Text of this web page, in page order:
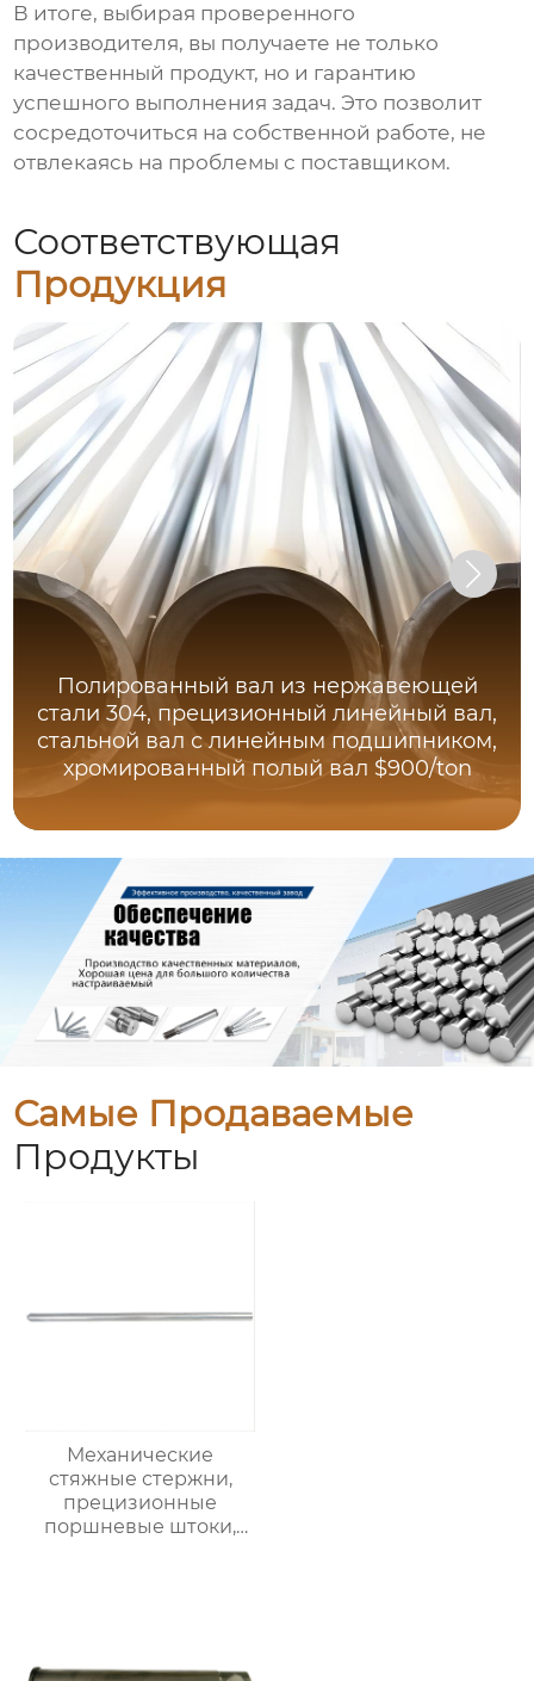
В итоге, выбирая проверенного
производителя, вы получаете не только
качественный продукт, но и гарантию
успешного выполнения задач. Это позволит
сосредоточиться на собственной работе, не
отвлекаясь на проблемы с поставщиком.
Соответствующая
Продукция
Полированный вал из нержавеющей
стали 304, прецизионный линейный вал,
стальной вал с линейным подшипником,
хромированный полый вал $900/ton
Самые Продаваемые
Продукты
Механические
стяжные стержни,
прецизионные
поршневые штоки,
хромированные